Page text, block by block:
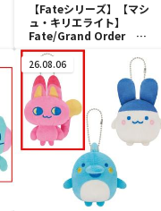
【Fateシリーズ】【マシ
ュ・キリエライト】
Fate/Grand Order
[SPM]フィギュア“シール
ダー／マシュ・キリエライ
ト”
26.08.06